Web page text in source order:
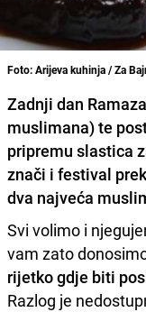
Foto: Arijeva kuhinja / Za
Zadnji dan
muslimana) te
pripremu slastica
znači i festival
dva najveća
Svi volimo i
vam zato
rijetko gdje biti
Razlog je